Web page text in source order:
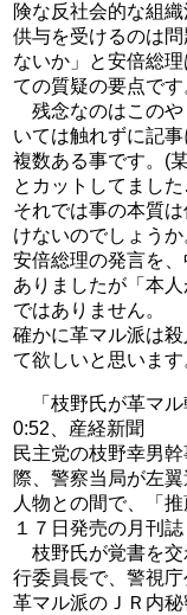
険な反社会的な組
供与を受けるのは
ないか」と安倍総
ての質疑の要点です
残念なのはこのや
いては触れずに記
複数ある事です。(
とカットしてまし
それでは事の本質
けないのでしょうか
安倍総理の発言を
ありましたが「本
ではありません。
確かに革マル派は
て欲しいと思います
「枝野氏が革マル
0:52、産経新聞
民主党の枝野幸男
際、警察当局が左
人物との間で、「
１７日発売の月刊
枝野氏が覚書を交
行委員長で、警視
革マル派のＪＲ内